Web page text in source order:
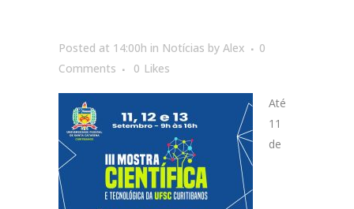
Posted at 14:00h in Notícias by Alex
0
Comments
0 Likes
Até
11
de